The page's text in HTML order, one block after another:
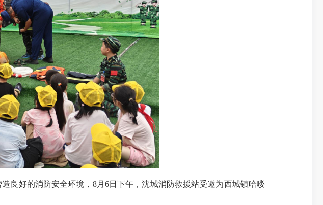
好的消防安全环境，8月6日下午，沈城消防救援站受邀为西城镇哈喽